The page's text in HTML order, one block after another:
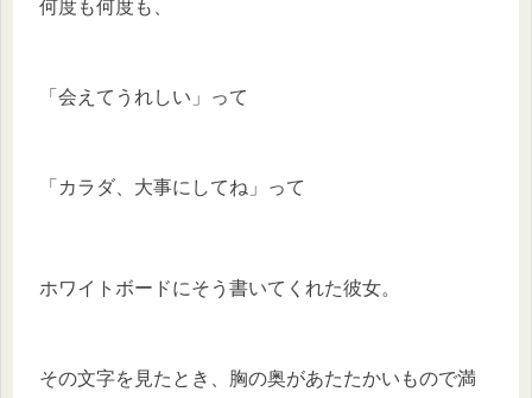
何度も何度も、
「会えてうれしい」って
「カラダ、大事にしてね」って
ホワイトボードにそう書いてくれた彼女。
その文字を見たとき、胸の奥があたたかいもので満